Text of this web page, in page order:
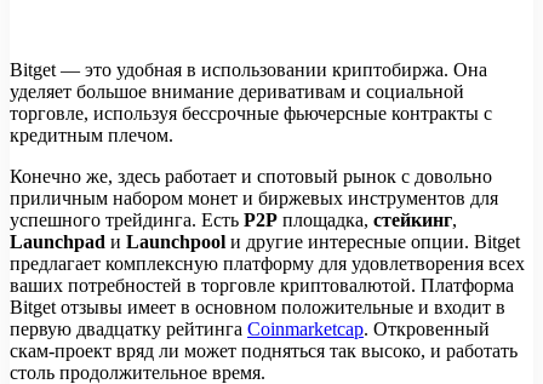
Bitget — это удобная в использовании криптобиржа. Она
уделяет большое внимание деривативам и социальной
торговле, используя бессрочные фьючерсные контракты с
кредитным плечом.
Конечно же, здесь работает и спотовый рынок с довольно
приличным набором монет и биржевых инструментов для
успешного трейдинга. Есть P2P площадка, стейкинг,
Launchpad и Launchpool и другие интересные опции. Bitget
предлагает комплексную платформу для удовлетворения всех
ваших потребностей в торговле криптовалютой. Платформа
Bitget отзывы имеет в основном положительные и входит в
первую двадцатку рейтинга Сoinmarketcap. Откровенный
скам-проект вряд ли может подняться так высоко, и работать
столь продолжительное время.